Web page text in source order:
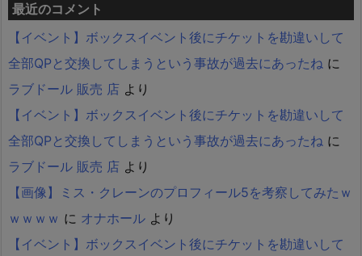
最近のコメント
【イベント】ボックスイベント後にチケットを勘違いして
全部QPと交換してしまうという事故が過去にあったね に
ラブドール 販売 店 より
【イベント】ボックスイベント後にチケットを勘違いして
全部QPと交換してしまうという事故が過去にあったね に
ラブドール 販売 店 より
【画像】ミス・クレーンのプロフィール5を考察してみたｗ
ｗｗｗｗ に オナホール より
【イベント】ボックスイベント後にチケットを勘違いして